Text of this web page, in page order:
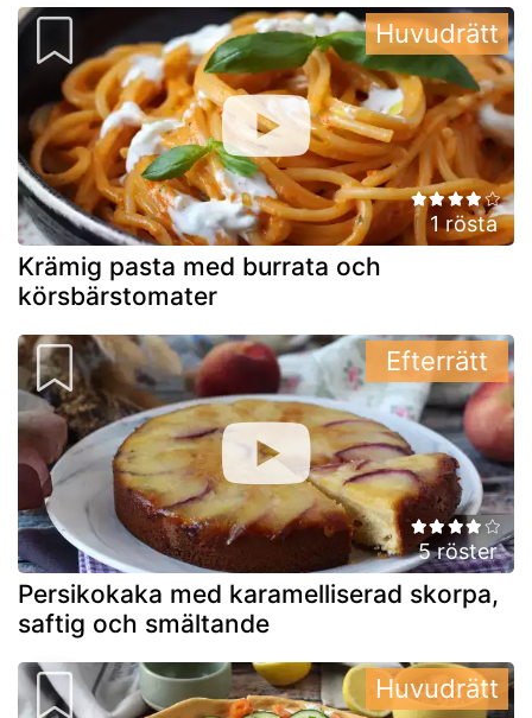
1 rösta
Krämig pasta med burrata och
körsbärstomater
Huvudrätt
5 röster
Persikokaka med karamelliserad skorpa,
saftig och smältande
Efterrätt
Huvudrätt